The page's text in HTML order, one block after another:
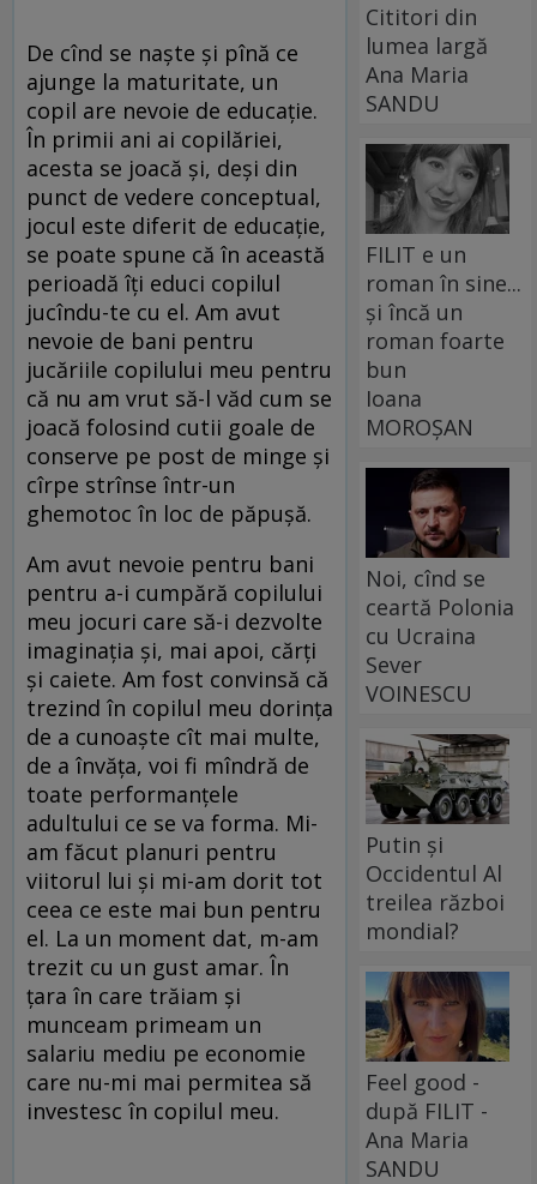
De cînd se naște și pînă ce
ajunge la maturitate, un
copil are nevoie de educație.
În primii ani ai copilăriei,
acesta se joacă și, deși din
punct de vedere conceptual,
jocul este diferit de educație,
se poate spune că în această
perioadă îți educi copilul
jucîndu-te cu el. Am avut
nevoie de bani pentru
jucăriile copilului meu pentru
că nu am vrut să-l văd cum se
joacă folosind cutii goale de
conserve pe post de minge și
cîrpe strînse într-un
ghemotoc în loc de păpușă.
Am avut nevoie pentru bani
pentru a-i cumpără copilului
meu jocuri care să-i dezvolte
imaginația și, mai apoi, cărți
și caiete. Am fost convinsă că
trezind în copilul meu dorința
de a cunoaște cît mai multe,
de a învăța, voi fi mîndră de
toate performanțele
adultului ce se va forma. Mi-
am făcut planuri pentru
viitorul lui și mi-am dorit tot
ceea ce este mai bun pentru
el. La un moment dat, m-am
trezit cu un gust amar. În
țara în care trăiam și
munceam primeam un
salariu mediu pe economie
care nu-mi mai permitea să
investesc în copilul meu.
Cititori din
lumea largă
Ana Maria
SANDU
FILIT e un
roman în sine...
și încă un
roman foarte
bun
Ioana
MOROȘAN
Noi, cînd se
ceartă Polonia
cu Ucraina
Sever
VOINESCU
Putin și
Occidentul Al
treilea război
mondial?
Feel good -
după FILIT -
Ana Maria
SANDU